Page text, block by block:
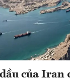
của Iran